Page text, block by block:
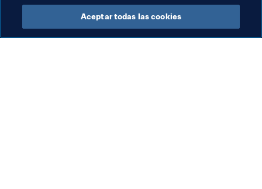
Federaciones miembro
Aceptar todas las cookies